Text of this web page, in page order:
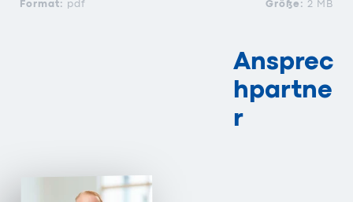
Format: pdf Größe: 2 MB
Ansprec
hpartne
r